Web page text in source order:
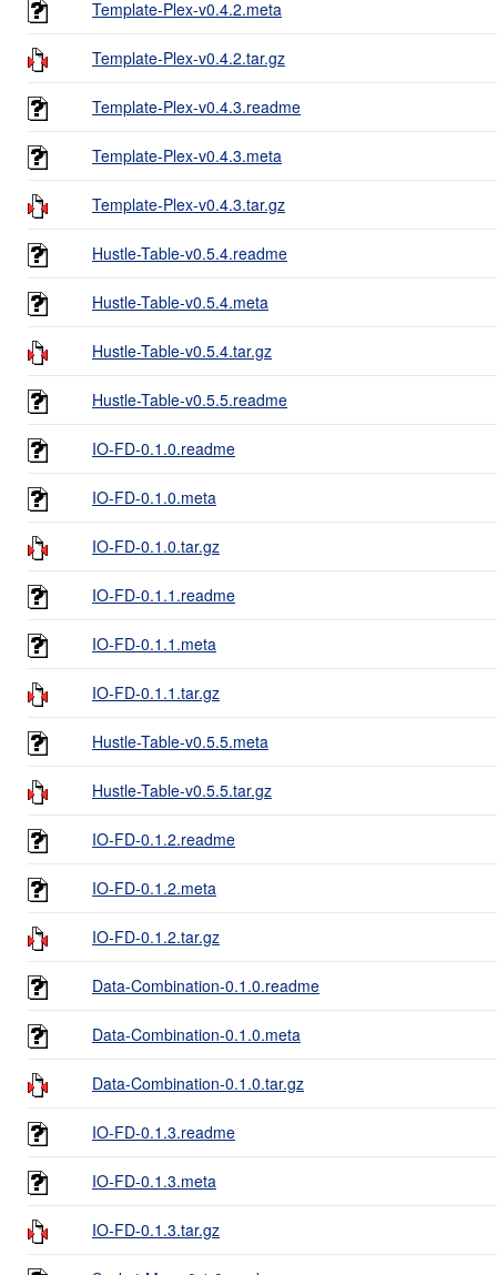
Template-Plex-v0.4.2.meta
Template-Plex-v0.4.2.tar.gz
Template-Plex-v0.4.3.readme
Template-Plex-v0.4.3.meta
Template-Plex-v0.4.3.tar.gz
Hustle-Table-v0.5.4.readme
Hustle-Table-v0.5.4.meta
Hustle-Table-v0.5.4.tar.gz
Hustle-Table-v0.5.5.readme
IO-FD-0.1.0.readme
IO-FD-0.1.0.meta
IO-FD-0.1.0.tar.gz
IO-FD-0.1.1.readme
IO-FD-0.1.1.meta
IO-FD-0.1.1.tar.gz
Hustle-Table-v0.5.5.meta
Hustle-Table-v0.5.5.tar.gz
IO-FD-0.1.2.readme
IO-FD-0.1.2.meta
IO-FD-0.1.2.tar.gz
Data-Combination-0.1.0.readme
Data-Combination-0.1.0.meta
Data-Combination-0.1.0.tar.gz
IO-FD-0.1.3.readme
IO-FD-0.1.3.meta
IO-FD-0.1.3.tar.gz